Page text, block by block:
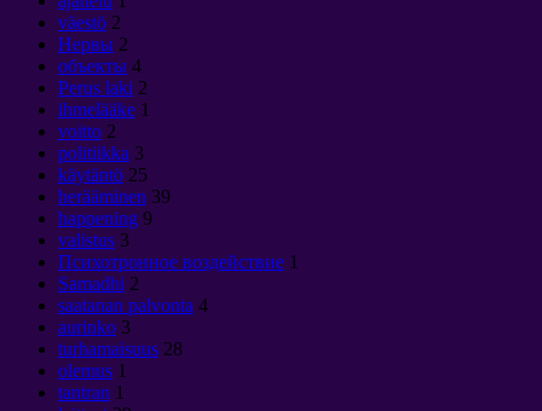
väestö 2
Нервы 2
объекты 4
Perus laki 2
ihmelääke 1
voitto 2
politiikka 3
käytäntö 25
herääminen 39
happening 9
valistus 3
Психотронное воздействие 1
Samadhi 2
saatanan palvonta 4
aurinko 3
turhamaisuus 28
olemus 1
tantran 1